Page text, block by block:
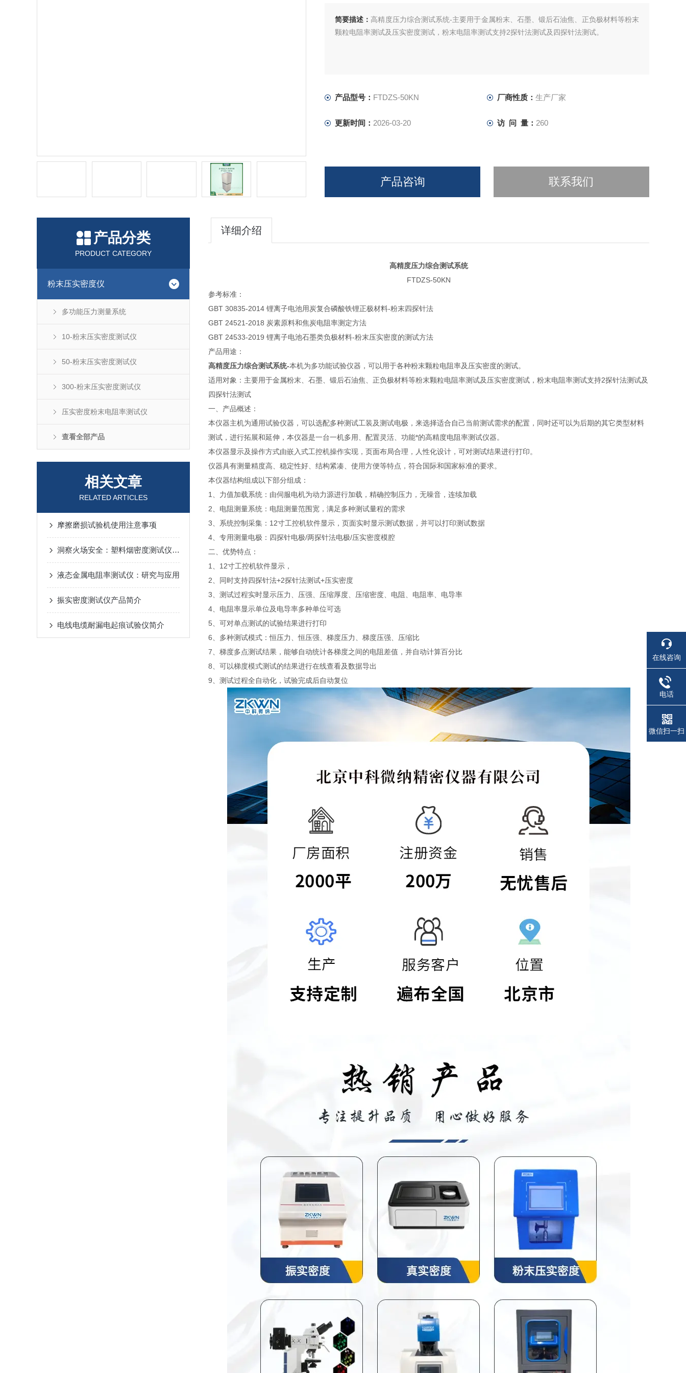
简要描述： 高精度压力综合测试系统-主要用于金属粉末、石墨、锻后石油焦、正负极材料等粉末
颗粒电阻率测试及压实密度测试，粉末电阻率测试支持2探针法测试及四探针法测试。
产品型号： FTDZS-50KN 厂商性质： 生产厂家
更新时间： 2026-03-20 访 问 量： 260
产品咨询 联系我们
产品分类
PRODUCT CATEGORY
粉末压实密度仪
多功能压力测量系统
10-粉末压实密度测试仪
50-粉末压实密度测试仪
300-粉末压实密度测试仪
压实密度粉末电阻率测试仪
查看全部产品
相关文章
RELATED ARTICLES
摩擦磨损试验机使用注意事项
洞察火场安全：塑料烟密度测试仪技术解析与应用
液态金属电阻率测试仪：研究与应用
振实密度测试仪产品简介
电线电缆耐漏电起痕试验仪简介
详细介绍
高精度压力综合测试系统
FTDZS-50KN
参考标准：
GBT 30835-2014 锂离子电池用炭复合磷酸铁锂正极材料-粉末四探针法
GBT 24521-2018 炭素原料和焦炭电阻率测定方法
GBT 24533-2019 锂离子电池石墨类负极材料-粉末压实密度的测试方法
产品用途：
高精度压力综合测试系统-本机为多功能试验仪器，可以用于各种粉末颗粒电阻率及压实密度的测试。
适用对象：主要用于金属粉末、石墨、锻后石油焦、正负极材料等粉末颗粒电阻率测试及压实密度测试，粉末电阻率测试支持2探针法测试及
四探针法测试
一、产品概述：
本仪器主机为通用试验仪器，可以选配多种测试工装及测试电极，来选择适合自己当前测试需求的配置，同时还可以为后期的其它类型材料
测试，进行拓展和延伸，本仪器是一台一机多用、配置灵活、功能*的高精度电阻率测试仪器。
本仪器显示及操作方式由嵌入式工控机操作实现，页面布局合理，人性化设计，可对测试结果进行打印。
仪器具有测量精度高、稳定性好、结构紧凑、使用方便等特点，符合国际和国家标准的要求。
本仪器结构组成以下部分组成：
1、力值加载系统：由伺服电机为动力源进行加载，精确控制压力，无噪音，连续加载
2、电阻测量系统：电阻测量范围宽，满足多种测试量程的需求
3、系统控制采集：12寸工控机软件显示，页面实时显示测试数据，并可以打印测试数据
4、专用测量电极：四探针电极/两探针法电极/压实密度模腔
二、优势特点：
1、12寸工控机软件显示，
2、同时支持四探针法+2探针法测试+压实密度
3、测试过程实时显示压力、压强、压缩厚度、压缩密度、电阻、电阻率、电导率
4、电阻率显示单位及电导率多种单位可选
5、可对单点测试的试验结果进行打印
6、多种测试模式：恒压力、恒压强、梯度压力、梯度压强、压缩比
7、梯度多点测试结果，能够自动统计各梯度之间的电阻差值，并自动计算百分比
8、可以梯度模式测试的结果进行在线查看及数据导出
9、测试过程全自动化，试验完成后自动复位
在线咨询
电话
微信扫一扫